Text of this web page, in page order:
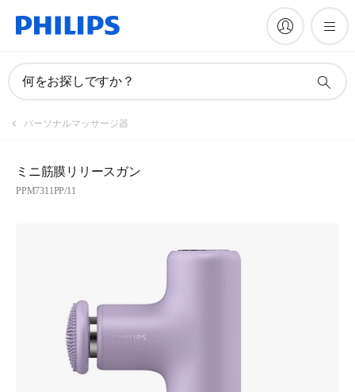
何をお探しですか？
パーソナルマッサージ器
ミニ筋膜リリースガン
PPM7311PP/11